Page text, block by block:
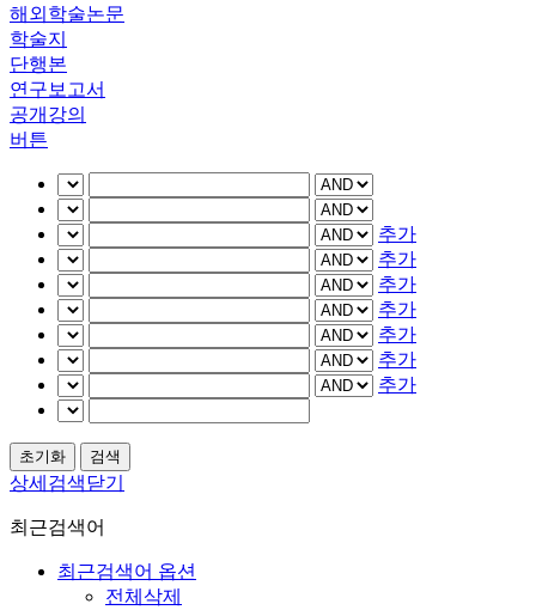
해외학술논문
학술지
단행본
연구보고서
공개강의
버튼
추가
추가
추가
추가
추가
추가
추가
상세검색닫기
최근검색어
최근검색어 옵션
전체삭제